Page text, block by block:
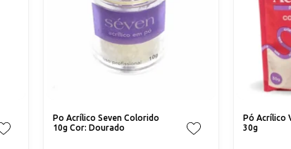
Po Acrílico Seven Colorido
10g Cor: Dourado
Pó Acrílico
30g